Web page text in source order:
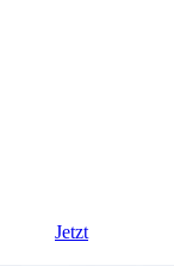
Jetzt